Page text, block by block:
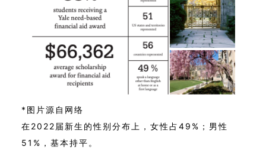
*图片源自网络
在2022届新生的性别分布上，女性占49%；男性
51%，基本持平。